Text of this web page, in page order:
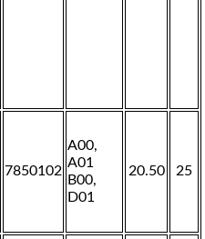
7850102
A00,
A01
B00,
D01
20.50 25